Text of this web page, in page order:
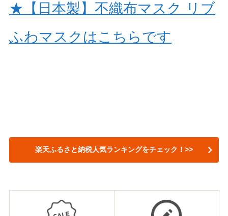
★【日本製】不織布マスク リブ
ふわマスクはこちらです
楽天ふるさと納税人気ランキングをチェック！>>